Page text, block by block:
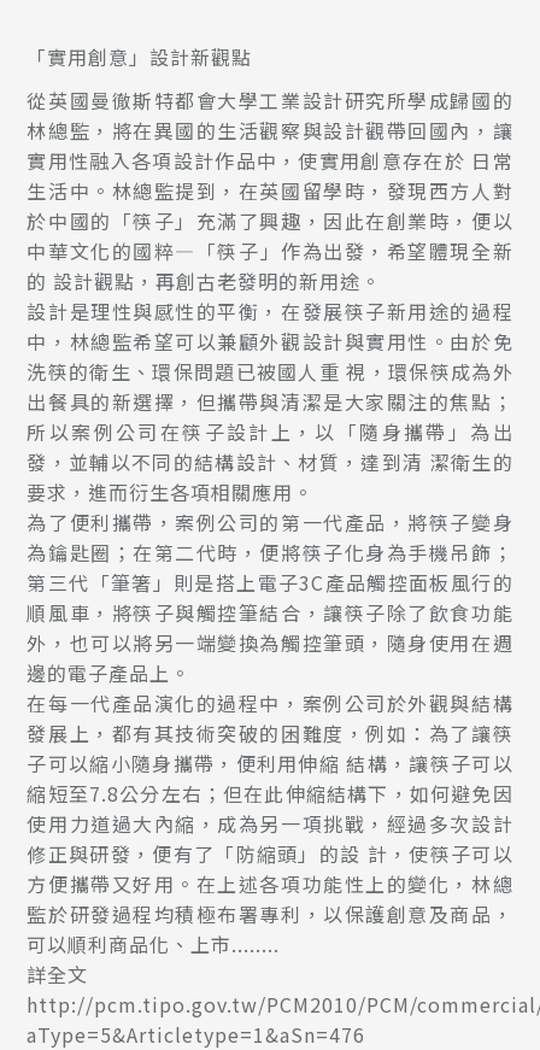
「實用創意」設計新觀點
從英國曼徹斯特都會大學工業設計研究所學成歸國的
林總監，將在異國的生活觀察與設計觀帶回國內，讓
實用性融入各項設計作品中，使實用創意存在於 日常
生活中。林總監提到，在英國留學時，發現西方人對
於中國的「筷子」充滿了興趣，因此在創業時，便以
中華文化的國粹—「筷子」作為出發，希望體現全新
的 設計觀點，再創古老發明的新用途。
設計是理性與感性的平衡，在發展筷子新用途的過程
中，林總監希望可以兼顧外觀設計與實用性。由於免
洗筷的衛生、環保問題已被國人重 視，環保筷成為外
出餐具的新選擇，但攜帶與清潔是大家關注的焦點；
所以案例公司在筷子設計上，以「隨身攜帶」為出
發，並輔以不同的結構設計、材質，達到清 潔衛生的
要求，進而衍生各項相關應用。
為了便利攜帶，案例公司的第一代產品，將筷子變身
為鑰匙圈；在第二代時，便將筷子化身為手機吊飾；
第三代「筆箸」則是搭上電子3C產品觸控面板風行的
順風車，將筷子與觸控筆結合，讓筷子除了飲食功能
外，也可以將另一端變換為觸控筆頭，隨身使用在週
邊的電子產品上。
在每一代產品演化的過程中，案例公司於外觀與結構
發展上，都有其技術突破的困難度，例如：為了讓筷
子可以縮小隨身攜帶，便利用伸縮 結構，讓筷子可以
縮短至7.8公分左右；但在此伸縮結構下，如何避免因
使用力道過大內縮，成為另一項挑戰，經過多次設計
修正與研發，便有了「防縮頭」的設 計，使筷子可以
方便攜帶又好用。在上述各項功能性上的變化，林總
監於研發過程均積極布署專利，以保護創意及商品，
可以順利商品化、上市........
詳全文
http://pcm.tipo.gov.tw/PCM2010/PCM/
aType=5&Articletype=1&aSn=476